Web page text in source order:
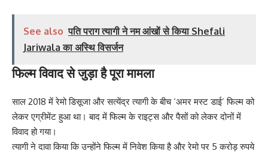
See also पति पराग त्यागी ने नम आंखों से किया Shefali
Jariwala का अस्थि विसर्जन
फिल्म विवाद से जुड़ा है पूरा मामला
साल 2018 में रेमो डिसूजा और सत्येंद्र त्यागी के बीच ‘अमर मस्ट डाई’ फिल्म को
लेकर एग्रीमेंट हुआ था। बाद में फिल्म के राइट्स और पैसों को लेकर दोनों में
विवाद हो गया।
त्यागी ने दावा किया कि उन्होंने फिल्म में निवेश किया है और रेमो पर 5 करोड़ रुपये